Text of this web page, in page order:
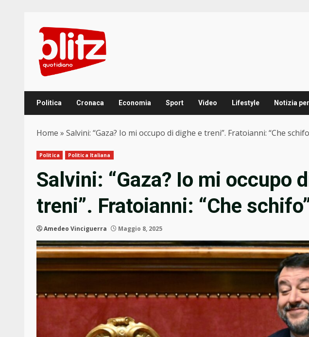
content
Politica Cronaca Economia Sport Video Lifestyle Notizia
Home » Salvini: “Gaza? Io mi occupo di dighe e treni”. Fratoianni: “Che
Politica Politica Italiana
Salvini: “Gaza? Io mi occupo
treni”. Fratoianni: “Che
Amedeo Vinciguerra Maggio 8, 2025